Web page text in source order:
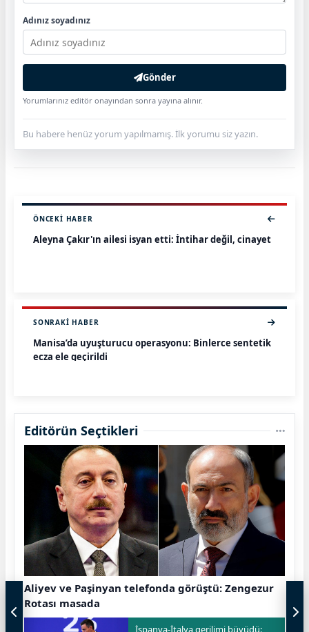
Adınız soyadınız
Gönder
Yorumlarınız editör onayından sonra yayına alınır.
Bu habere henüz yorum yapılmamış. İlk yorumu siz yazın.
ÖNCEKI HABER
Aleyna Çakır'ın ailesi isyan etti: İntihar değil, cinayet
SONRAKI HABER
Manisa’da uyuşturucu operasyonu: Binlerce sentetik
ecza ele geçirildi
Editörün Seçtikleri
Aliyev ve Paşinyan telefonda görüştü: Zengezur
Rotası masada
İspanya-İtalya gerilimi büyüdü: